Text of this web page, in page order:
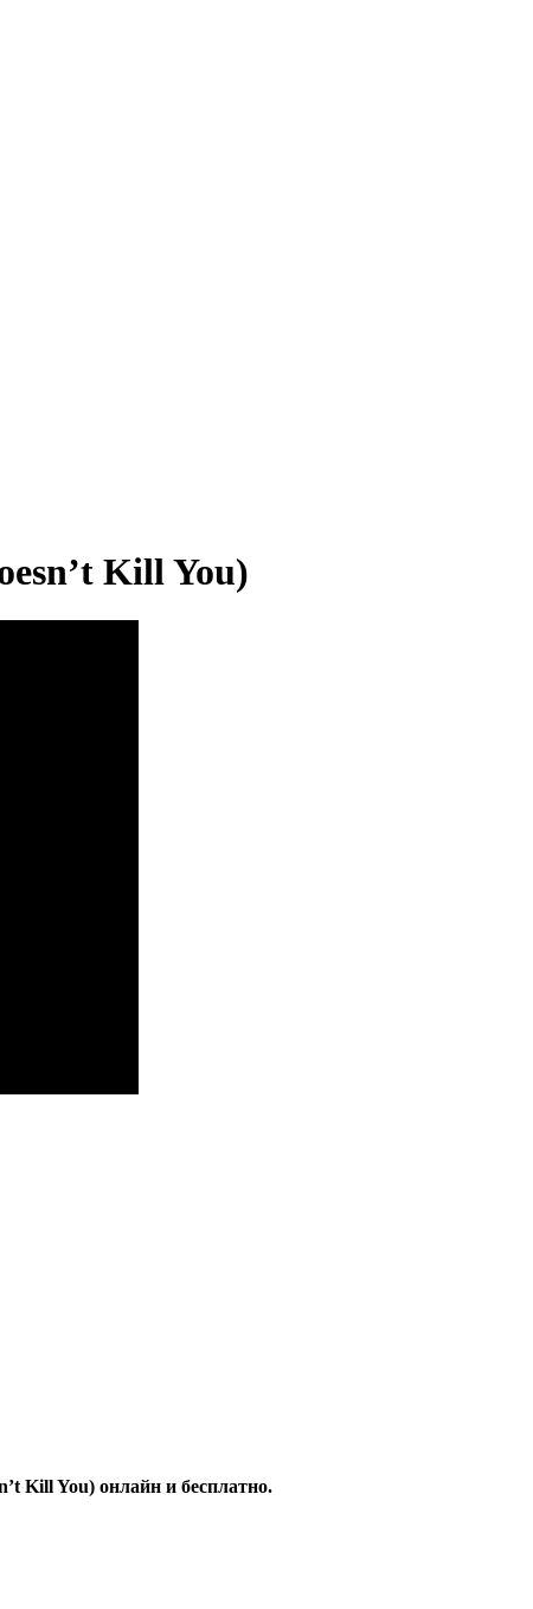
Kill You)
Kill You) онлайн и бесплатно.